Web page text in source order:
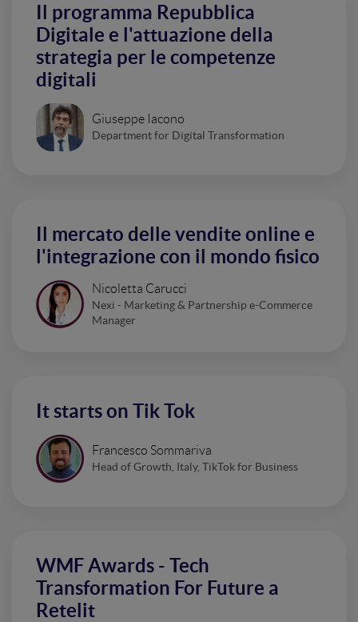
Il programma Repubblica
Digitale e l'attuazione della
strategia per le competenze
digitali
Giuseppe Iacono
Department for Digital Transformation
Il mercato delle vendite online e
l'integrazione con il mondo fisico
Nicoletta Carucci
Nexi - Marketing & Partnership e-Commerce
Manager
It starts on Tik Tok
Francesco Sommariva
Head of Growth, Italy, TikTok for Business
WMF Awards - Tech
Transformation For Future a
Retelit